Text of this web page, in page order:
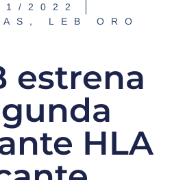
2022
, LEB ORO
estrena
HLA